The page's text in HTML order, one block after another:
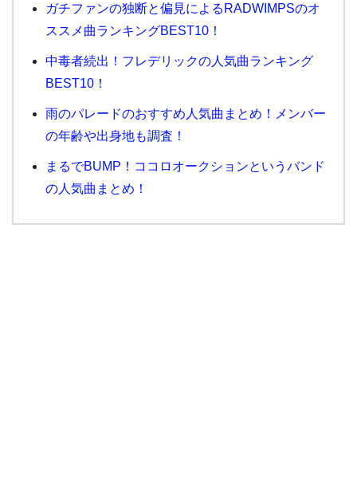
ガチファンの独断と偏見によるRADWIMPSのオ
ススメ曲ランキングBEST10！
中毒者続出！フレデリックの人気曲ランキング
BEST10！
雨のパレードのおすすめ人気曲まとめ！メンバー
の年齢や出身地も調査！
まるでBUMP！ココロオークションというバンド
の人気曲まとめ！